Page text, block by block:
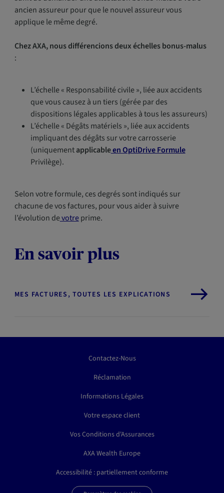
ancien assureur pour que le nouvel assureur vous
applique le même degré.
Chez AXA, nous différencions deux échelles bonus-malus
:
L’échelle « Responsabilité civile », liée aux accidents
que vous causez à un tiers (gérée par des
dispositions légales applicables à tous les assureurs)
L’échelle « Dégâts matériels », liée aux accidents
impliquant des dégâts sur votre carrosserie
(uniquementapplicableen OptiDrive Formule
Privilège).
Selon votre formule, ces degrés sont indiqués sur
chacune de vos factures, pour vous aider à suivre
l’évolution devotreprime.
En savoir plus
MES FACTURES, TOUTES LES EXPLICATIONS
Contactez-Nous
Réclamation
Informations Légales
Votre espace client
Vos Conditions d'Assurances
AXA Wealth Europe
Accessibilité : partiellement conforme